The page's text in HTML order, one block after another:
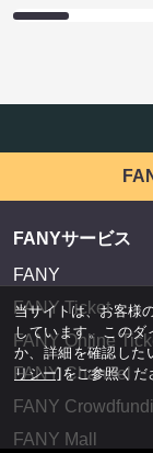
FANYサービス
FANY
FANY Ticket
FANY Online
FANY Channel
FANY
FANY Mall
当サイトは、お客様
しています。この
か、詳細を確認した
リシー]をご参照くだ